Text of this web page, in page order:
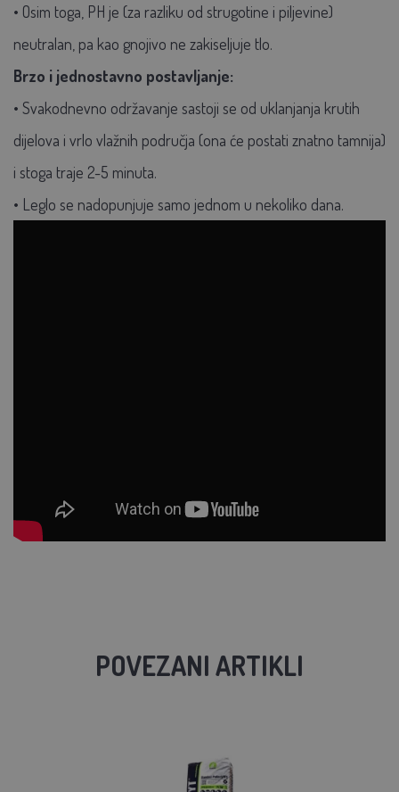
• Osim toga, PH je (za razliku od strugotine i piljevine)
neutralan, pa kao gnojivo ne zakiseljuje tlo.
Brzo i jednostavno postavljanje:
• Svakodnevno održavanje sastoji se od uklanjanja krutih
dijelova i vrlo vlažnih područja (ona će postati znatno tamnija)
i stoga traje 2-5 minuta.
• Leglo se nadopunjuje samo jednom u nekoliko dana.
POVEZANI ARTIKLI